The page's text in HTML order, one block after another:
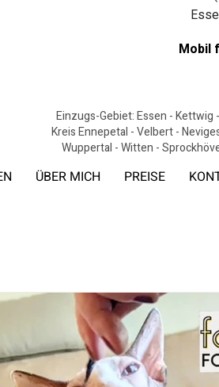
Mobil
Einzugs-Gebiet: Essen -
Kreis Ennepetal - Velbert -
Wuppertal - Witten -
ÜBER MICH PREISE